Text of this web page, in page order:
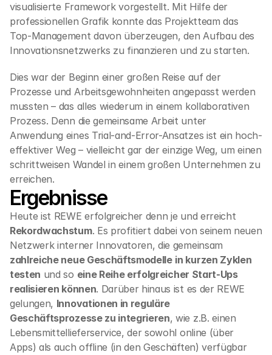
visualisierte Framework vorgestellt. Mit Hilfe der
professionellen Grafik konnte das Projektteam das
Top-Management davon überzeugen, den Aufbau des
Innovationsnetzwerks zu finanzieren und zu starten.
Dies war der Beginn einer großen Reise auf der
Prozesse und Arbeitsgewohnheiten angepasst werden
mussten – das alles wiederum in einem kollaborativen
Prozess. Denn die gemeinsame Arbeit unter
Anwendung eines Trial-and-Error-Ansatzes ist ein hoch-
effektiver Weg – vielleicht gar der einzige Weg, um einen
schrittweisen Wandel in einem großen Unternehmen zu
erreichen.
Ergebnisse
Rekordwachstum. Es profitiert dabei von seinem neuen
zahlreiche neue Geschäftsmodelle in kurzen Zyklen
testen und so eine Reihe erfolgreicher Start-Ups
realisieren können. Darüber hinaus ist es der REWE
gelungen, Innovationen in reguläre
Geschäftsprozesse zu integrieren, wie z.B. einen
Lebensmittellieferservice, der sowohl online (über
Apps) als auch offline (in den Geschäften) verfügbar